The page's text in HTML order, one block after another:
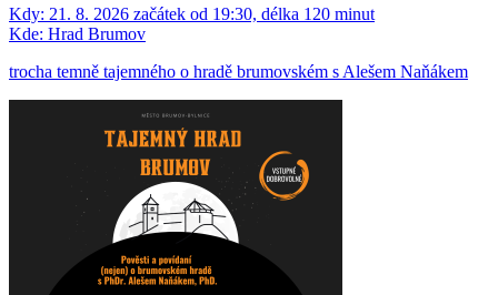
Kdy: 21. 8. 2026 začátek od 19:30, délka 120 minut
Kde: Hrad Brumov
trocha temně tajemného o hradě brumovském s Alešem Naňákem